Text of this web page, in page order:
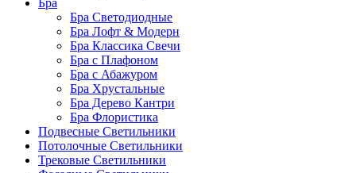
Бра
Бра Светодиодные
Бра Лофт & Модерн
Бра Классика Свечи
Бра с Плафоном
Бра с Абажуром
Бра Хрустальные
Бра Дерево Кантри
Бра Флористика
Подвесные Светильники
Потолочные Светильники
Трековые Светильники